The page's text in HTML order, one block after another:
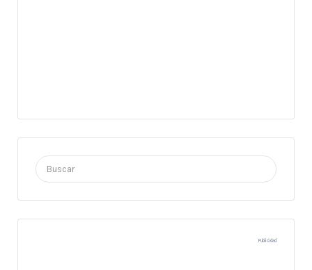
Buscar
por:
Publicidad